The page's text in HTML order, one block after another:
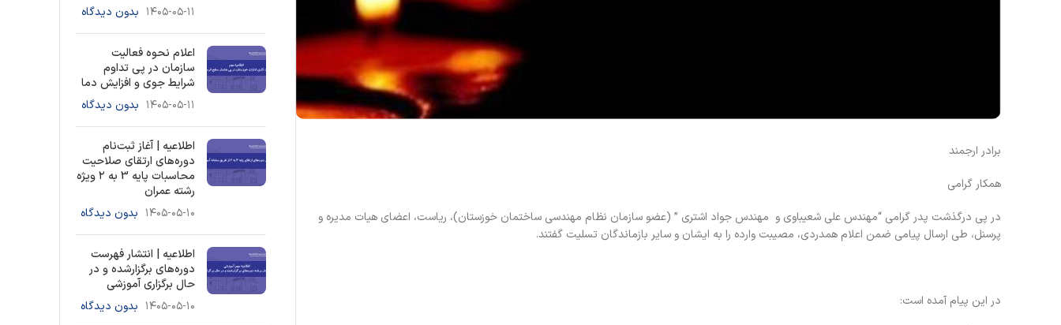
برادر ارجمند
همکار گرامی
در پی درگذشت پدر گرامی “مهندس علی شعیباوی و مهندس جواد اشتری ” (عضو سازمان نظام مهندسی ساختمان خوزستان)، ریاست، اعضای هیات مدیره و
پرسنل، طی ارسال پیامی ضمن اعلام همدردی، مصیبت وارده را به ایشان و سایر بازماندگان تسلیت گفتند.
در این پیام آمده است:
۱۴۰۵-۰۵-۱۱ بدون دیدگاه
اعلام نحوه فعالیت
سازمان در پی تداوم
شرایط جوی و افزایش دما
۱۴۰۵-۰۵-۱۱ بدون دیدگاه
اطلاعیه | آغاز ثبت‌نام
دوره‌های ارتقای صلاحیت
محاسبات پایه 3 به ۲ ویژه
رشته عمران
۱۴۰۵-۰۵-۱۰ بدون دیدگاه
اطلاعیه | انتشار فهرست
دوره‌های برگزارشده و در
حال برگزاری آموزشی
۱۴۰۵-۰۵-۱۰ بدون دیدگاه